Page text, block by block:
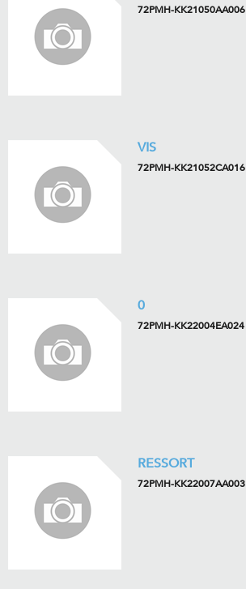
72PMH-KK21050AA006
VIS
72PMH-KK21052CA016
0
72PMH-KK22004EA024
RESSORT
72PMH-KK22007AA003